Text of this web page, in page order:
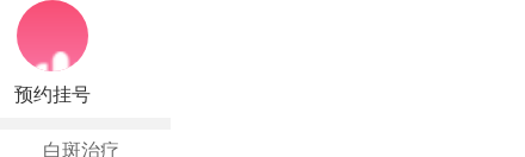
预约挂号
白斑治疗